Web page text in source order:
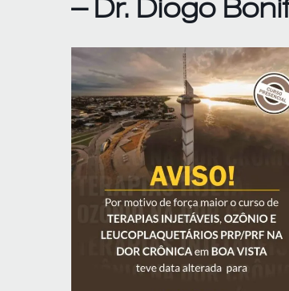
– Dr. Diogo